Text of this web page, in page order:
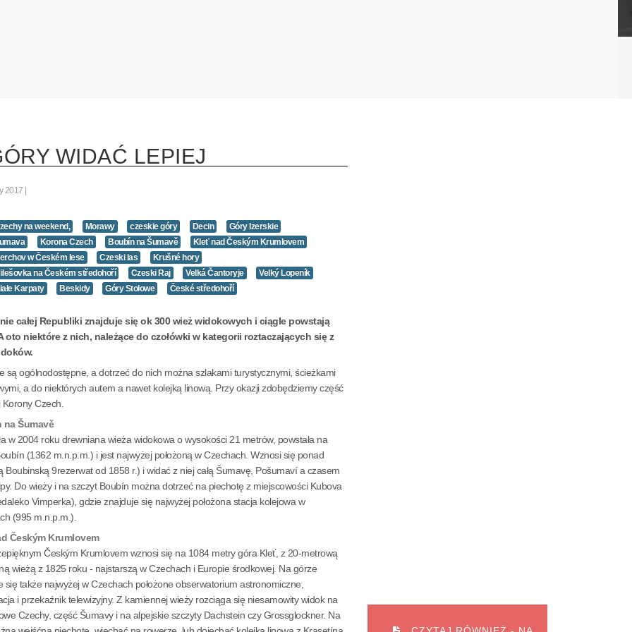
WIDAĆ LEPIEJ
2017
na weekend, Morawy czeskie góry Decin
Góry Izerskie
Korona Czech Boubín na Šumavě
Kleť nad Českým Krumlovem
w Českém lese
Czeski las
Krušné hory
na Českém středohoří
Czeski Raj Velká Čantoryje
Velký Lopeník
Karpaty
Beskidy Góry Stołowe České středohoří
całej Republiki znajduje się ok 300 wież widokowych i ciągle powstają
oto niektóre z nich, należące do czołówki w kategorii roztaczających się z
są ogólnodostępne, a dotrzeć do nich można szlakami turystycznymi, ścieżkami
a do niektórych autem a nawet kolejką linową. Przy okazji zdobędziemy część
Czech.
na Šumavě
w 2004 roku drewniana wieża widokowa o wysokości 21 metrów, powstała na
(1362 m.n.p.m.) i jest najwyżej położoną w Czechach. Wznosi się ponad
Boubinską 9rezerwat od 1858 r.) i widać z niej całą Šumavę, Pošumaví a czasem
Do wieży i na szczyt Boubín można dotrzeć na piechotę z miejscowości Kubova
Vimperka), gdzie znajduje się najwyżej położona stacja kolejowa w
(995 m.n.p.m.).
Českým Krumlovem
Českým Krumlovem wznosi się na 1084 metry góra Kleť, z 20-metrową
wieżą z 1825 roku - najstarszą w Czechach i Europie środkowej. Na górze
się także najwyżej w Czechach położone obserwatorium astronomiczne,
i przekaźnik telewizyjny. Z kamiennej wieży rozciąga się niesamowity widok na
Czechy, część Šumavy i na alpejskie szczyty Dachstein czy Grossglockner. Na